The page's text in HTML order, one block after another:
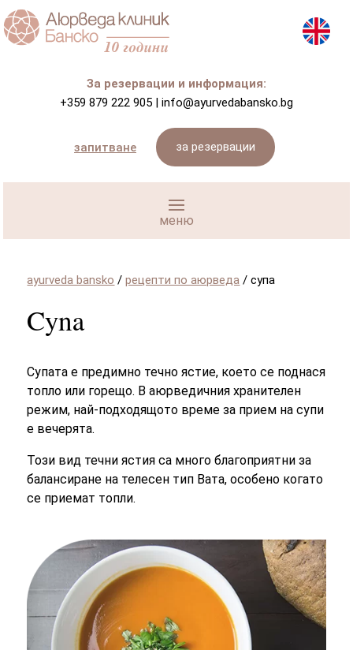
За резервации и информация:
+359 879 222 905 | info@ayurvedabansko.bg
запитване за резервации
ayurveda bansko /рецепти по аюрведа /супа
Супа
Супата е предимно течно ястие, което се поднася
топло или горещо. В аюрведичния хранителен
режим, най-подходящото време за прием на супи
е вечерята.
Този вид течни ястия са много благоприятни за
балансиране на телесен тип Вата, особено когато
се приемат топли.